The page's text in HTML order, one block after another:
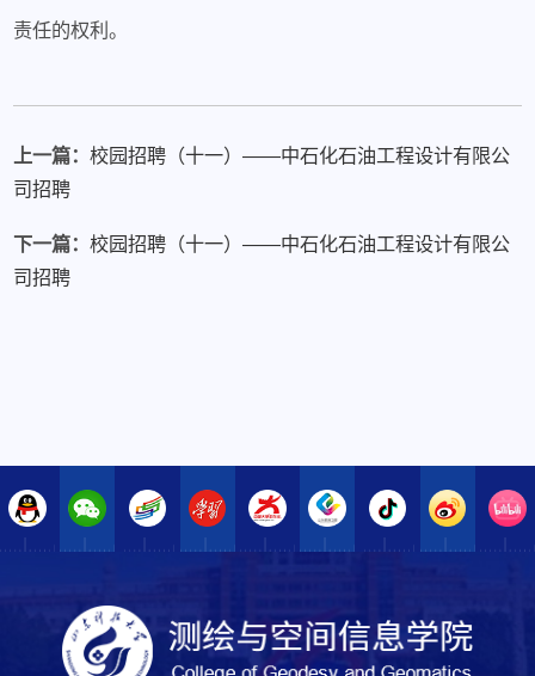
责任的权利。
上一篇：校园招聘（十一）——中石化石油工程设计有限公
司招聘
下一篇：校园招聘（十一）——中石化石油工程设计有限公
司招聘